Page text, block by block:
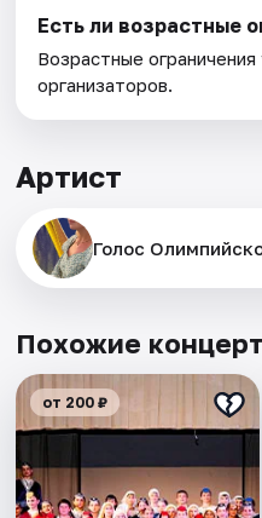
Есть ли возрастные
Возрастные
организаторов.
Артист
Голос
Похожие
от 200 ₽